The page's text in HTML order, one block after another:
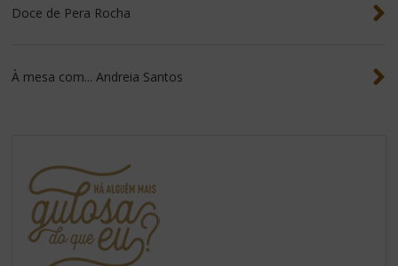
Doce de Pera Rocha
À mesa com... Andreia Santos